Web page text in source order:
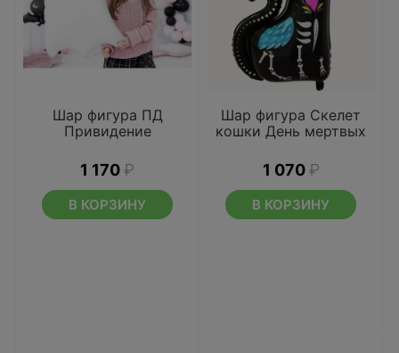
Шар фигура ПД
Привидение
1 170 ₽
В КОРЗИНУ
Шар фигура Скелет
кошки День мертвых
1 070 ₽
В КОРЗИНУ